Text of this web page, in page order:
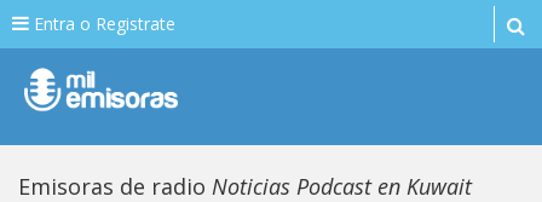
Entra o Registrate
Emisoras de radio Noticias Podcast en Kuwait